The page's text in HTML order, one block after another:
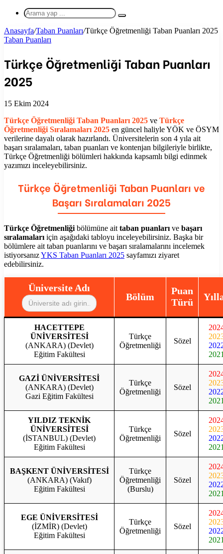
Arama
...
Anasayfa/Taban Puanları/Türkçe Öğretmenliği Taban Puanları 2025
Taban Puanları
Türkçe Öğretmenliği Taban Puanları
2025
15 Ekim 2024
Türkçe Öğretmenliği Taban Puanları 2025 ve Türkçe
Öğretmenliği Sıralamaları 2025 en güncel haliyle YÖK ve ÖSYM
verilerine dayalı olarak hazırlandı. Üniversitelerin son 4 yıla ait
başarı sıralamaları, taban puanları ve kontenjan bilgileriyle birlikte,
Türkçe Öğretmenliği bölümleri hakkında kapsamlı bilgi edinmek
yazımızı inceleyebilirsiniz.
Türkçe Öğretmenliği Taban Puanları ve
Başarı Sıralamaları 2025
Türkçe Öğretmenliği bölümüne ait taban puanları ve başarı
sıralamaları için aşağıdaki tabloyu inceleyebilirsiniz. Başka bir
bölümlere ait taban puanlarını ve başarı sıralamalarını incelemek
istiyorsanızYKS Taban Puanları 2025 sayfamızı ziyaret
edebilirsiniz.
Üniversite Adı
Bölüm
Puan
Türü
HACETTEPE
ÜNİVERSİTESİ
(ANKARA) (Devlet)
Eğitim Fakültesi
Türkçe
Öğretmenliği
Sözel
GAZİ ÜNİVERSİTESİ
(ANKARA) (Devlet)
Gazi Eğitim Fakültesi
Türkçe
Öğretmenliği
Sözel
YILDIZ TEKNİK
ÜNİVERSİTESİ
(İSTANBUL) (Devlet)
Eğitim Fakültesi
Türkçe
Öğretmenliği
Sözel
BAŞKENT ÜNİVERSİTESİ
(ANKARA) (Vakıf)
Eğitim Fakültesi
Türkçe
Öğretmenliği
(Burslu)
Sözel
EGE ÜNİVERSİTESİ
(İZMİR) (Devlet)
Eğitim Fakültesi
Türkçe
Öğretmenliği
Sözel